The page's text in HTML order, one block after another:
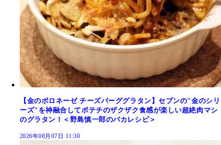
【金のボロネーゼ チーズバーググラタン】セブンの"金のシリ
ーズ"を神融合してポテチのザクザク食感が楽しい超絶肉マシ
のグラタン！＜野島慎一郎のバカレシピ＞
2026年08月07日 11:30